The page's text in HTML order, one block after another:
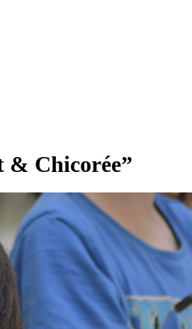
& Chicorée”